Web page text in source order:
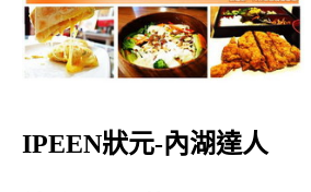
IPEEN狀元-內湖達人